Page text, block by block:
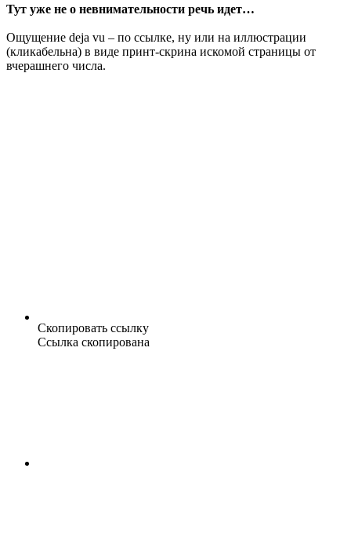
Тут уже не о невнимательности речь идет…
Ощущение deja vu – по ссылке, ну или на иллюстрации
(кликабельна) в виде принт-скрина искомой страницы от
вчерашнего числа.
Скопировать ссылку
Ссылка скопирована